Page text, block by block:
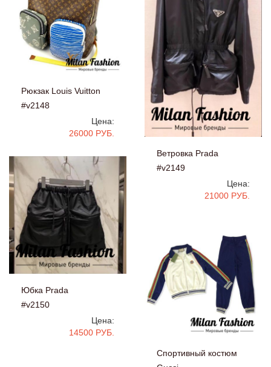
Рюкзак Louis Vuitton
#v2148
Цена:
26000 РУБ.
Ветровка Prada
#v2149
Цена:
21000 РУБ.
Юбка Prada
#v2150
Цена:
14500 РУБ.
Спортивный костюм